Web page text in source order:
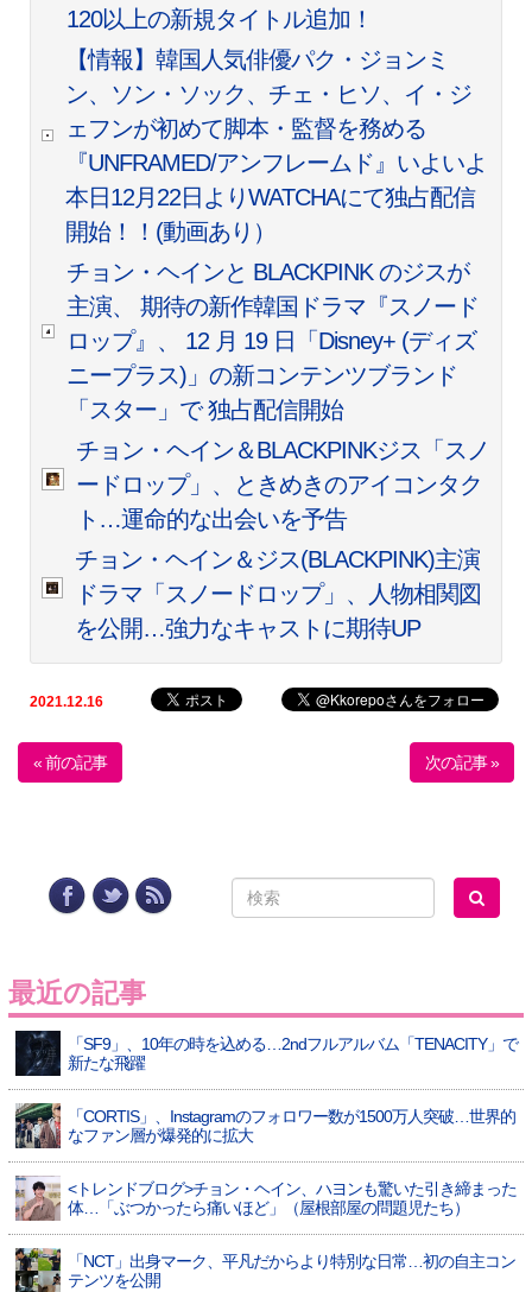
120以上の新規タイトル追加！
【情報】韓国人気俳優パク・ジョンミ
ン、ソン・ソック、チェ・ヒソ、イ・ジ
ェフンが初めて脚本・監督を務める
『UNFRAMED/アンフレームド』いよいよ
本日12月22日よりWATCHAにて独占配信
開始！！(動画あり）
チョン・ヘインと BLACKPINK のジスが
主演、 期待の新作韓国ドラマ『スノード
ロップ』、 12 月 19 日「Disney+ (ディズ
ニープラス)」の新コンテンツブランド
「スター」で 独占配信開始
チョン・ヘイン＆BLACKPINKジス「スノ
ードロップ」、ときめきのアイコンタク
ト…運命的な出会いを予告
チョン・ヘイン＆ジス(BLACKPINK)主演
ドラマ「スノードロップ」、人物相関図
を公開…強力なキャストに期待UP
2021.12.16
« 前の記事 次の記事 »
最近の記事
「SF9」、10年の時を込める…2ndフルアルバム「TENACITY」で
新たな飛躍
「CORTIS」、Instagramのフォロワー数が1500万人突破…世界的
なファン層が爆発的に拡大
<トレンドブログ>チョン・ヘイン、ハヨンも驚いた引き締まった
体…「ぶつかったら痛いほど」（屋根部屋の問題児たち）
「NCT」出身マーク、平凡だからより特別な日常…初の自主コン
テンツを公開